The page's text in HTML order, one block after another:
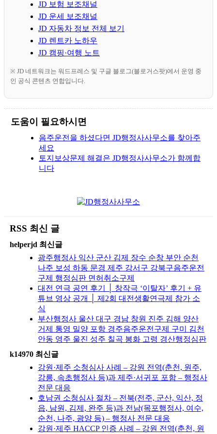
JD 보험 보조채널
JD 운세 보조채널
JD 자동차 정보 전체 보기
JD 렌트카 노하우
JD 캠핑·여행 노트
※ JD 네트워크는 워드프레스 및 구글 블로그(블로거스팟)에서 운영 중
인 공식 콘텐츠 연합입니다.
도움이 필요하시면
음주운전을 하셨다면 JD행정사사무소를 찾아주
세요
토지보상문제 해결은 JD행정사사무소가 함께합
니다
RSS 최신 글
helperjd 최신글
광주행정사 익산 군산 김제 장수 순창 부안 순천
나주 보성 하동 문경 제주 강서구 강북구음주운전
구제 행정심판 면허취소구제
대전 연극 공연 후기 │ 창작극 ‘이탈자’ 후기 + 유
튜브 영상 공개 │ 제2회 대전생활연극제 참가 소
식
부산행정사 울산 대구 경남 창원 진주 김해 양산
거제 통영 밀양 포항 경주음주운전구제 구미 김천
안동 영주 울진 성주 칠곡 봉화 고령 경산행정심판
k14970 최신글
강원·제주 소청심사 사례 – 강원 전역(춘천, 원주,
강릉, 속초행정사 등)과 제주·서귀포 포함 – 행정사
전문 대응
호남권 소청심사 절차 – 전북(전주, 군산, 익산, 정
읍, 남원, 김제, 완주 등)과 전남(목포행정사, 여수,
순천, 나주, 광양 등) – 행정사 전문 대응
강원·제주 HACCP 인증 사례 – 강원 전역(춘천, 원